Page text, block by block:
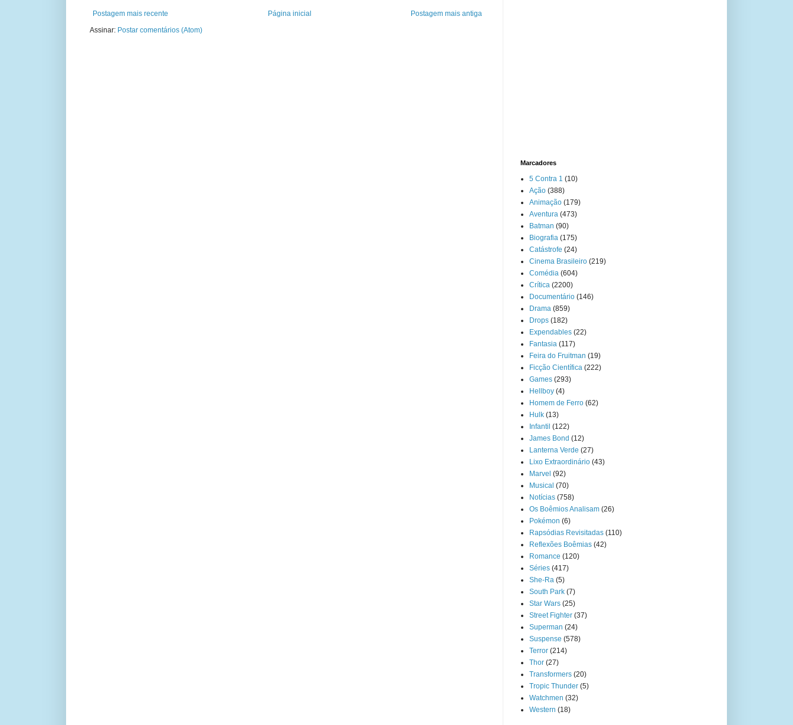
Postagem mais recente Postagem mais antiga
Página inicial
Assinar: Postar comentários (Atom)
Marcadores
5 Contra 1 (10)
Ação (388)
Animação (179)
Aventura (473)
Batman (90)
Biografia (175)
Catástrofe (24)
Cinema Brasileiro (219)
Comédia (604)
Crítica (2200)
Documentário (146)
Drama (859)
Drops (182)
Expendables (22)
Fantasia (117)
Feira do Fruitman (19)
Ficção Científica (222)
Games (293)
Hellboy (4)
Homem de Ferro (62)
Hulk (13)
Infantil (122)
James Bond (12)
Lanterna Verde (27)
Lixo Extraordinário (43)
Marvel (92)
Musical (70)
Notícias (758)
Os Boêmios Analisam (26)
Pokémon (6)
Rapsódias Revisitadas (110)
Reflexões Boêmias (42)
Romance (120)
Séries (417)
She-Ra (5)
South Park (7)
Star Wars (25)
Street Fighter (37)
Superman (24)
Suspense (578)
Terror (214)
Thor (27)
Transformers (20)
Tropic Thunder (5)
Watchmen (32)
Western (18)